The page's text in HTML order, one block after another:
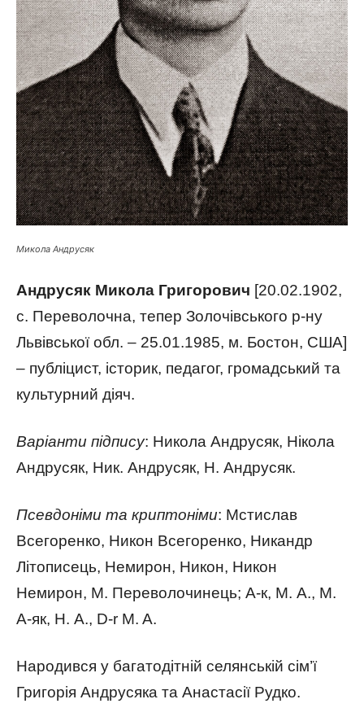
Микола Андрусяк
Андрусяк Микола Григорович [20.02.1902,
с. Переволочна, тепер Золочівського р-ну
Львівської обл. – 25.01.1985, м. Бостон, США]
– публіцист, історик, педагог, громадський та
культурний діяч.
Варіанти підпису: Никола Андрусяк, Нікола
Андрусяк, Ник. Андрусяк, Н. Андрусяк.
Псевдоніми та криптоніми: Мстислав
Всегоренко, Никон Всегоренко, Никандр
Літописець, Немирон, Никон, Никон
Немирон, М. Переволочинець; А-к, М. А., М.
А-як, Н. А., D-r M. A.
Народився у багатодітній селянській сім’ї
Григорія Андрусяка та Анастасії Рудко.